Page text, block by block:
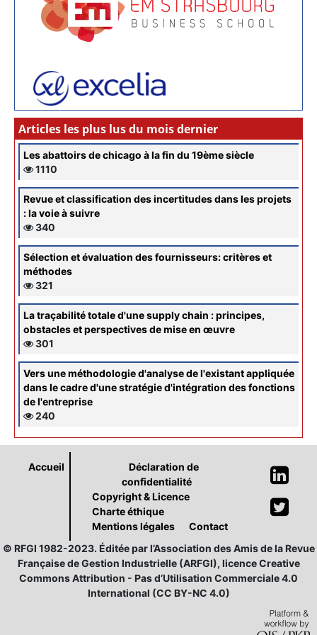
Articles les plus lus du mois dernier
Les abattoirs de chicago à la fin du 19ème siècle
1110
Revue et classification des incertitudes dans les projets
: la voie à suivre
340
Sélection et évaluation des fournisseurs: critères et
méthodes
321
La traçabilité totale d'une supply chain : principes,
obstacles et perspectives de mise en œuvre
301
Vers une méthodologie d'analyse de l'existant appliquée
dans le cadre d'une stratégie d'intégration des fonctions
de l'entreprise
240
Accueil
Déclaration de
confidentialité
Copyright & Licence
Charte éthique
Mentions légales
Contact
© RFGI 1982-2023. Éditée par l’Association des Amis de la Revue
Française de Gestion Industrielle (ARFGI), licence Creative
Commons Attribution - Pas d’Utilisation Commerciale 4.0
International (CC BY-NC 4.0)